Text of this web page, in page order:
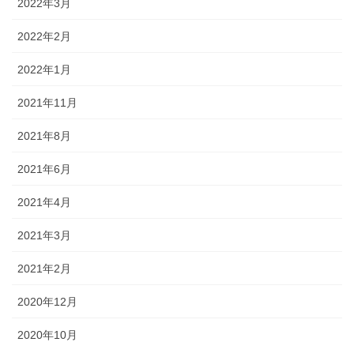
2022年3月
2022年2月
2022年1月
2021年11月
2021年8月
2021年6月
2021年4月
2021年3月
2021年2月
2020年12月
2020年10月